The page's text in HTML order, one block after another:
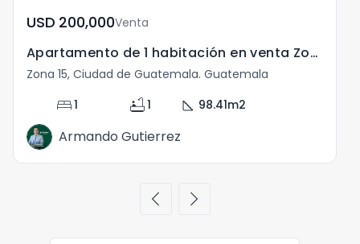
USD	200,000Venta
Apartamento de 1 habitación en venta Zona 15
Zona 15, Ciudad de Guatemala. Guatemala
bed1 bathtub1 square_foot 98.41m2
Armando Gutierrez
chevron_left chevron_right